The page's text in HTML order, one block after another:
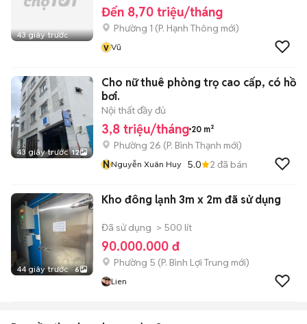
43 giây trước
Đến 8,70 triệu/tháng
Phường 1 (P. Hạnh Thông mới)
v Vũ
43 giây trước 12
Cho nữ thuê phòng trọ cao cấp, có hồ
bơi.
Nội thất đầy đủ
3,8 triệu/tháng 20 m²
Phường 26 (P. Bình Thạnh mới)
NNguyễn Xuân Huy 5.0 2 đã bán
44 giây trước 6
Kho đông lạnh 3m x 2m đã sử dụng
Đã sử dụng > 500 lít
90.000.000 đ
Phường 5 (P. Bình Lợi Trung mới)
Lien